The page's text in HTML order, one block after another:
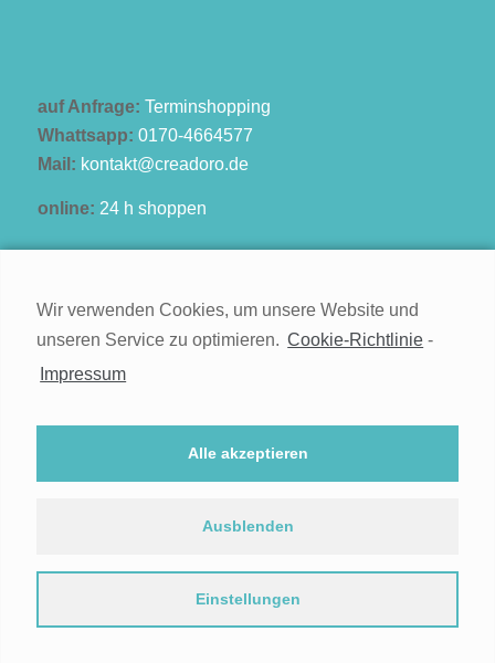
auf Anfrage: Terminshopping
Whattsapp: 0170-4664577
Mail: kontakt@creadoro.de
online: 24 h shoppen
Widerruf
Wir verwenden Cookies, um unsere Website und
unseren Service zu optimieren. Cookie-Richtlinie -
Impressum
Alle akzeptieren
Ausblenden
Einstellungen